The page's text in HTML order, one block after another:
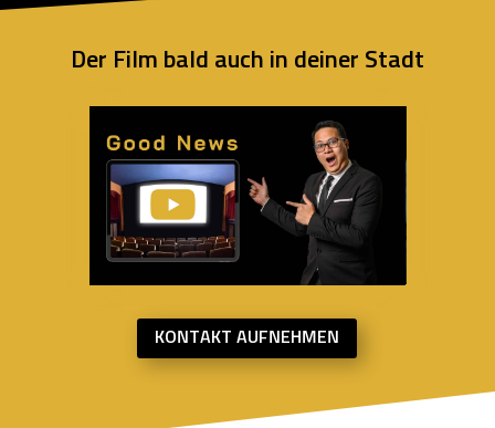
Der Film bald auch in deiner Stadt
KONTAKT AUFNEHMEN